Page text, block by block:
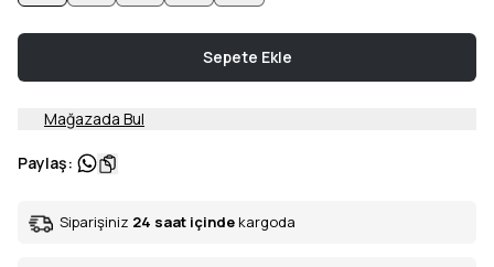
Sepete Ekle
Mağazada Bul
Paylaş:
Siparişiniz 24 saat içinde kargoda